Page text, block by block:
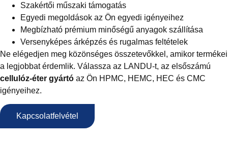
Szakértői műszaki támogatás
Egyedi megoldások az Ön egyedi igényeihez
Megbízható prémium minőségű anyagok szállítása
Versenyképes árképzés és rugalmas feltételek
Ne elégedjen meg közönséges összetevőkkel, amikor termékei
a legjobbat érdemlik. Válassza az LANDU-t, az elsőszámú
cellulóz-éter gyártó az Ön HPMC, HEMC, HEC és CMC
igényeihez.
Kapcsolatfelvétel